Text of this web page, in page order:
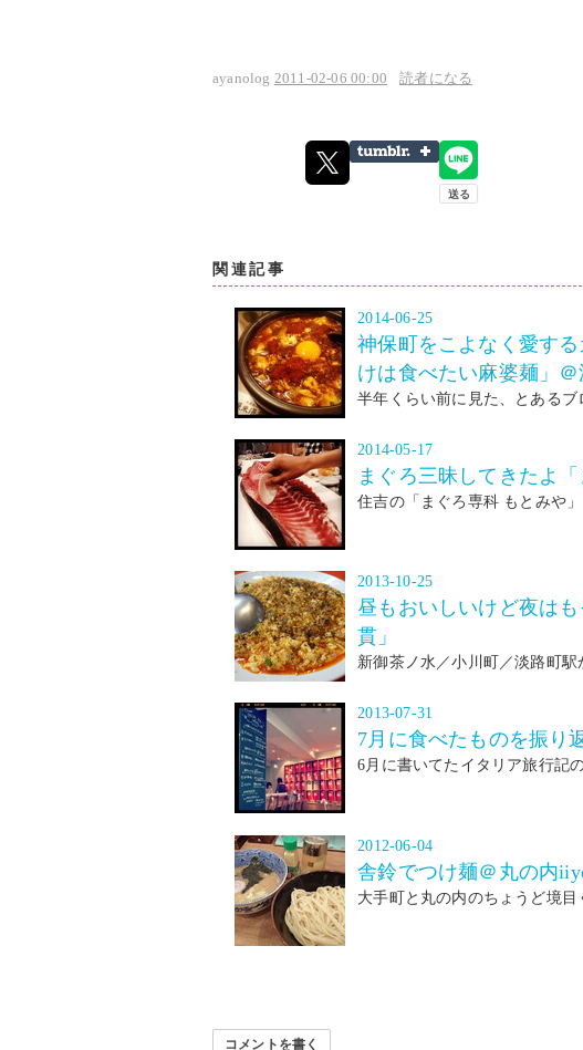
ayanolog 2011-02-06 00:00 読者になる
関連記事
2014-06-25
神保町をこよなく愛す
けは食べたい麻婆麺」
半年くらい前に見た、とある
2014-05-17
まぐろ三昧してきたよ
住吉の「まぐろ専科 もとみや
2013-10-25
昼もおいしいけど夜は
貫」
新御茶ノ水／小川町／淡路町
2013-07-31
7月に食べたものを振り
6月に書いてたイタリア旅行記
2012-06-04
舎鈴でつけ麺＠丸の内
大手町と丸の内のちょうど境
コメントを書く